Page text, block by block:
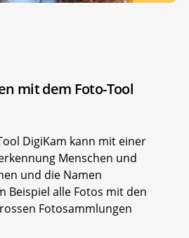
mit dem Foto-Tool
DigiKam kann mit einer
Menschen und
und die Namen
Beispiel alle Fotos mit den
Fotosammlungen